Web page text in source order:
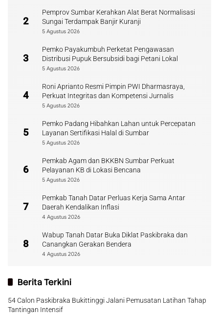
2
Pemprov Sumbar Kerahkan Alat Berat Normalisasi
Sungai Terdampak Banjir Kuranji
5 Agustus 2026
3
Pemko Payakumbuh Perketat Pengawasan
Distribusi Pupuk Bersubsidi bagi Petani Lokal
5 Agustus 2026
4
Roni Aprianto Resmi Pimpin PWI Dharmasraya,
Perkuat Integritas dan Kompetensi Jurnalis
5 Agustus 2026
5
Pemko Padang Hibahkan Lahan untuk Percepatan
Layanan Sertifikasi Halal di Sumbar
5 Agustus 2026
6
Pemkab Agam dan BKKBN Sumbar Perkuat
Pelayanan KB di Lokasi Bencana
5 Agustus 2026
7
Pemkab Tanah Datar Perluas Kerja Sama Antar
Daerah Kendalikan Inflasi
4 Agustus 2026
8
Wabup Tanah Datar Buka Diklat Paskibraka dan
Canangkan Gerakan Bendera
4 Agustus 2026
Berita Terkini
54 Calon Paskibraka Bukittinggi Jalani Pemusatan Latihan Tahap
Tantingan Intensif